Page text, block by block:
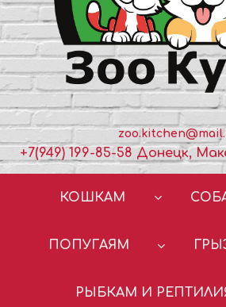
+7(949) 199-85-58 Донецк,
КОШКАМ
ПОПУГАЯМ
РЫБКАМ И